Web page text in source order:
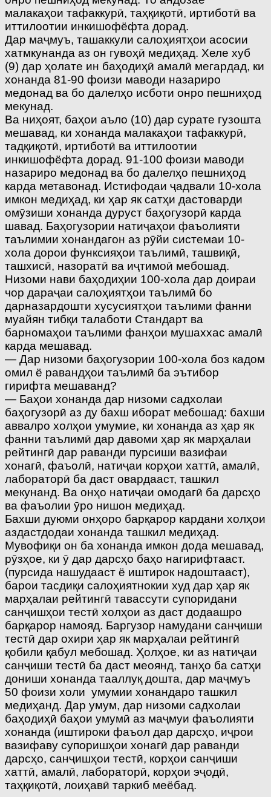
малакаҳои тафаккурӣ, таҳқиқотӣ, иртиботӣ ва
иттилоотии инкишофёфта дорад.
Дар маҷмуъ, ташаккули салоҳиятҳои асосии
хатмкунанда аз он гувоҳӣ медиҳад. Хеле хуб
(9) дар ҳолате ин баҳодиҳӣ амалӣ мегардад, ки
хонанда 81-90 фоизи маводи назариро
медонад ва бо далелҳо исботи онро пешниҳод
мекунад.
Ва ниҳоят, баҳои аъло (10) дар сурате гузошта
мешавад, ки хонанда малакаҳои тафаккурӣ,
тадқиқотӣ, иртиботӣ ва иттилоотии
инкишофёфта дорад. 91-100 фоизи маводи
назариро медонад ва бо далелҳо пешниҳод
карда метавонад. Истифодаи ҷадвали 10-хола
имкон медиҳад, ки ҳар як сатҳи дастоварди
омӯзиши хонанда дуруст баҳогузорӣ карда
шавад. Баҳогузории натиҷаҳои фаъолияти
таълимии хонандагон аз рӯйи системаи 10-
хола дорои функсияҳои таълимӣ, ташвиқӣ,
ташхисӣ, назоратӣ ва иҷтимоӣ мебошад.
Низоми нави баҳодиҳии 100-хола дар доираи
чор дараҷаи салоҳиятҳои таълимӣ бо
дарназардошти хусусиятҳои таълими фанни
муайян тибқи талаботи Стандарт ва
барномаҳои таълими фанҳои мушаххас амалӣ
карда мешавад.
— Дар низоми баҳогузории 100-хола боз кадом
омил ё равандҳои таълимӣ ба эътибор
гирифта мешаванд?
— Баҳои хонанда дар низоми садхолаи
баҳогузорӣ аз ду бахш иборат мебошад: бахши
аввалро холҳои умумие, ки хонанда аз ҳар як
фанни таълимӣ дар давоми ҳар як марҳалаи
рейтингӣ дар раванди пурсиши вазифаи
хонагӣ, фаъолӣ, натиҷаи корҳои хаттӣ, амалӣ,
лабораторӣ ба даст овардааст, ташкил
мекунанд. Ва онҳо натиҷаи омодагӣ ба дарсҳо
ва фаъолии ӯро нишон медиҳад.
Бахши дуюми онҳоро барқарор кардани холҳои
аздастдодаи хонанда ташкил медиҳад.
Мувофиқи он ба хонанда имкон дода мешавад,
рӯзҳое, ки ӯ дар дарсҳо баҳо нагирифтааст.
(пурсида нашудааст ё иштирок надоштааст),
барои тасдиқи салоҳиятнокии худ дар ҳар як
марҳалаи рейтингӣ тавассути супоридани
санҷишҳои тестӣ холҳои аз даст додаашро
барқарор намояд. Баргузор намудани санҷиши
тестӣ дар охири ҳар як марҳалаи рейтингӣ
қобили қабул мебошад. Ҳолҳое, ки аз натиҷаи
санҷиши тестӣ ба даст меоянд, танҳо ба сатҳи
дониши хонанда тааллуқ дошта, дар маҷмуъ
50 фоизи холи умумии хонандаро ташкил
медиҳанд. Дар умум, дар низоми садхолаи
баҳодиҳӣ баҳои умумӣ аз маҷмуи фаъолияти
хонанда (иштироки фаъол дар дарсҳо, иҷрои
вазифаву супоришҳои хонагӣ дар раванди
дарсҳо, санҷишҳои тестӣ, корҳои санҷиши
хаттӣ, амалӣ, лабораторӣ, корҳои эҷодӣ,
таҳқиқотӣ, лоиҳавӣ таркиб меёбад.